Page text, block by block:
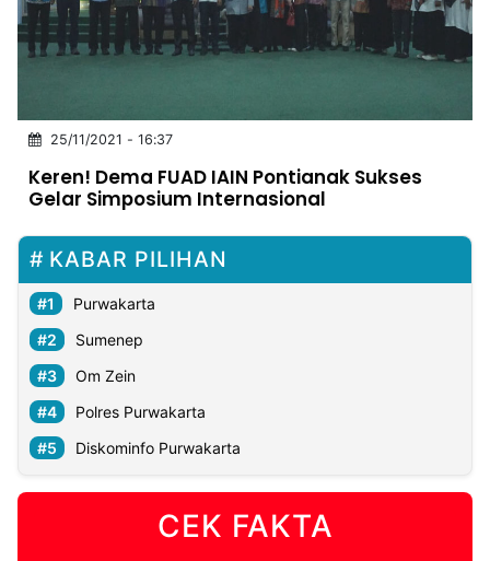
INDONESIA
NTB
Time
IDN
Jogja
Rakyat
News
Notice
Baru
Follow
Kabarbaru
25/11/2021 - 16:37
Keren! Dema FUAD IAIN Pontianak Sukses
Gelar Simposium Internasional
KABAR PILIHAN
Purwakarta
Sumenep
Om Zein
Polres Purwakarta
Diskominfo Purwakarta
CEK FAKTA